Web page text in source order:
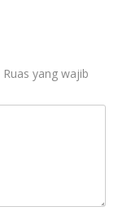
Ruas yang wajib